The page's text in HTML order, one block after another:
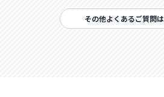
ご本人名義の口座で、最大
だけます。
その他よくあるご質問